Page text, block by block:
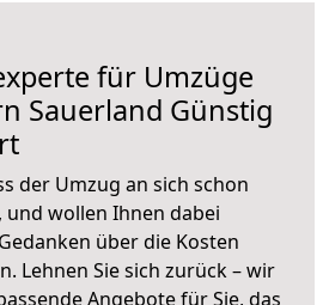
für Umzüge
Sauerland Günstig
der Umzug an sich schon
wollen Ihnen dabei
über die Kosten
Lehnen Sie sich zurück – wir
Angebote für Sie, das